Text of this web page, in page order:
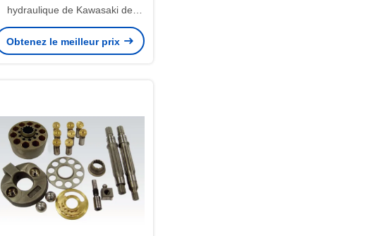
hydraulique de Kawasaki de
pompe d'excavatrice rénovent le
rendement élevé
Obtenez le meilleur prix